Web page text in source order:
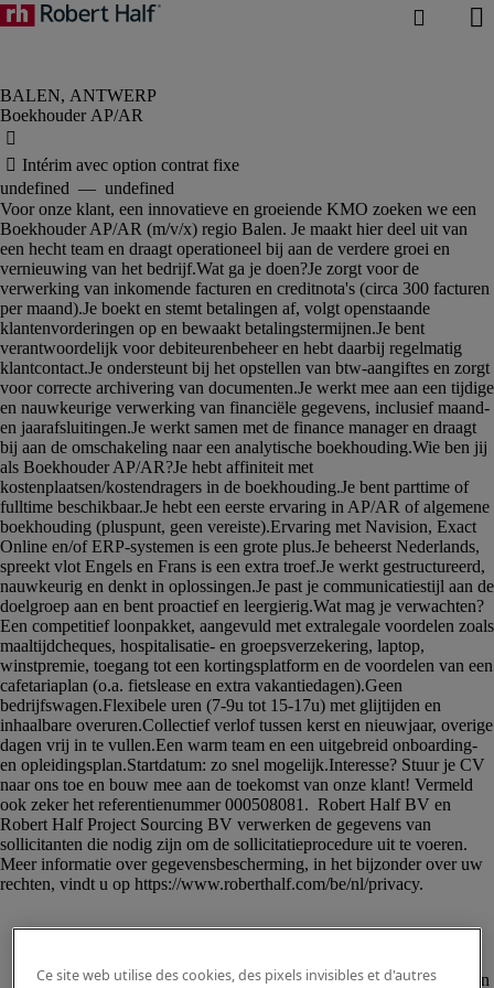
Boekhouder AP/AR
						<p>Voor onze klant, een innovatieve en
Ce site web utilise des cookies, des pixels invisibles et d'autres